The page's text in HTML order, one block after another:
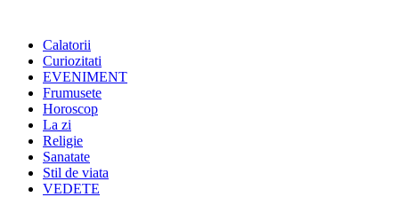
Calatorii
Curiozitati
EVENIMENT
Frumusete
Horoscop
La zi
Religie
Sanatate
Stil de viata
VEDETE